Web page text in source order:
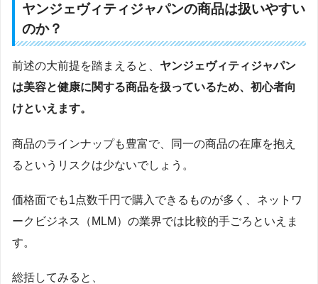
ヤンジェヴィティジャパンの商品は扱いやすい
のか？
前述の大前提を踏まえると、 ヤンジェヴィティジャパン
は美容と健康に関する商品を扱っているため、初心者向
けといえます。
商品のラインナップも豊富で、同一の商品の在庫を抱え
るというリスクは少ないでしょう。
価格面でも1点数千円で購入できるものが多く、ネットワ
ークビジネス（MLM）の業界では比較的手ごろといえま
す。
総括してみると、